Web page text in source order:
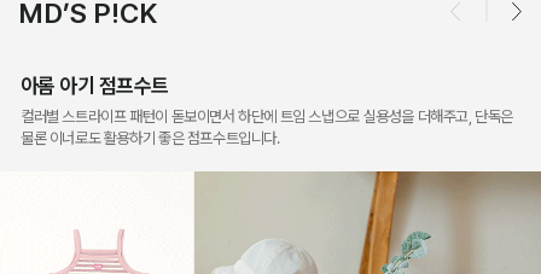
MD’S P!CK
아롬 아기 점프수트
컬러별 스트라이프 패턴이 돋보이면서 하단에 트임 스냅으로 실용성을 더해주고, 단독은
물론 이너로도 활용하기 좋은 점프수트입니다.